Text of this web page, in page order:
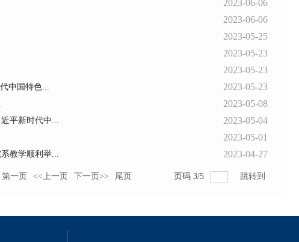
2023-06-06
2023-06-06
2023-05-25
2023-05-23
2023-05-23
中国特色... 2023-05-23
2023-05-08
平新时代中... 2023-05-04
2023-05-01
教学顺利举... 2023-04-27
第一页 <<上一页 下一页>> 尾页 页码 3/5 跳转到